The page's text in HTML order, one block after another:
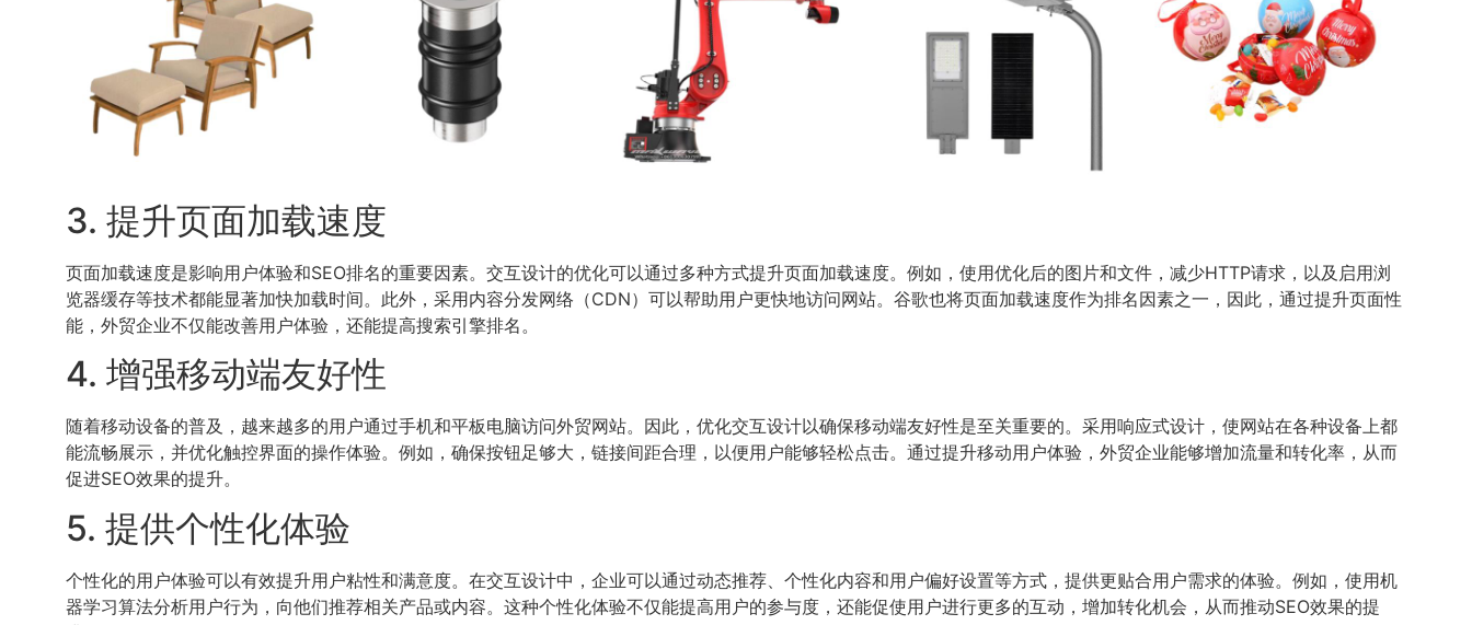
3. 提升页面加载速度
页面加载速度是影响用户体验和SEO排名的重要因素。交互设计的优化可以通过多种方式提升页面加载速度。例如，使用优化后的图片和文件，减少HTTP请求，以及启用浏
览器缓存等技术都能显著加快加载时间。此外，采用内容分发网络（CDN）可以帮助用户更快地访问网站。谷歌也将页面加载速度作为排名因素之一，因此，通过提升页面性
能，外贸企业不仅能改善用户体验，还能提高搜索引擎排名。
4. 增强移动端友好性
随着移动设备的普及，越来越多的用户通过手机和平板电脑访问外贸网站。因此，优化交互设计以确保移动端友好性是至关重要的。采用响应式设计，使网站在各种设备上都
能流畅展示，并优化触控界面的操作体验。例如，确保按钮足够大，链接间距合理，以便用户能够轻松点击。通过提升移动用户体验，外贸企业能够增加流量和转化率，从而
促进SEO效果的提升。
5. 提供个性化体验
个性化的用户体验可以有效提升用户粘性和满意度。在交互设计中，企业可以通过动态推荐、个性化内容和用户偏好设置等方式，提供更贴合用户需求的体验。例如，使用机
器学习算法分析用户行为，向他们推荐相关产品或内容。这种个性化体验不仅能提高用户的参与度，还能促使用户进行更多的互动，增加转化机会，从而推动SEO效果的提